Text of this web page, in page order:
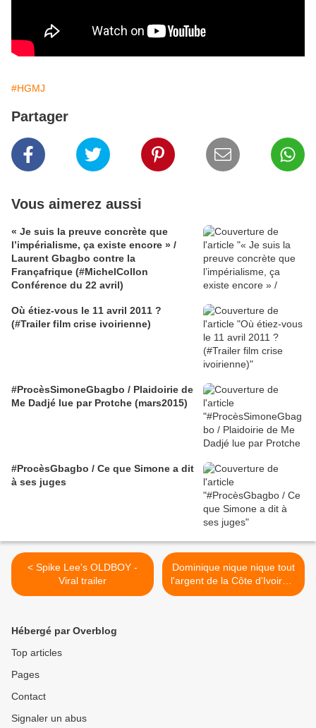
#HGMJ
Partager
Vous aimerez aussi
« Je suis la preuve concrète que
l’impérialisme, ça existe encore » /
Laurent Gbagbo contre la
Françafrique (#MichelCollon
Conférence du 22 avril)
Où étiez-vous le 11 avril 2011 ?
(#Trailer film crise ivoirienne)
#ProcèsSimoneGbagbo / Plaidoirie de
Me Dadjé lue par Protche (mars2015)
#ProcèsGbagbo / Ce que Simone a dit
à ses juges
< Spike Lee's OLDBOY -
Viral trailer
Dominique nique nique tout
l'argent de la Côte d'Ivoire...
>
Hébergé par Overblog
Top articles
Pages
Contact
Signaler un abus